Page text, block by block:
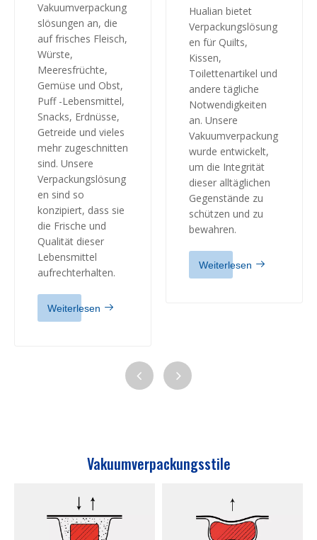
Vakuumverpackung
slösungen an, die
auf frisches Fleisch,
Würste,
Meeresfrüchte,
Gemüse und Obst,
Puff -Lebensmittel,
Snacks, Erdnüsse,
Getreide und vieles
mehr zugeschnitten
sind. Unsere
Verpackungslösung
en sind so
konzipiert, dass sie
die Frische und
Qualität dieser
Lebensmittel
aufrechterhalten.
Weiterlesen
Hualian bietet
Verpackungslösung
en für Quilts,
Kissen,
Toilettenartikel und
andere tägliche
Notwendigkeiten
an. Unsere
Vakuumverpackung
wurde entwickelt,
um die Integrität
dieser alltäglichen
Gegenstände zu
schützen und zu
bewahren.
Weiterlesen
Vakuumverpackungsstile